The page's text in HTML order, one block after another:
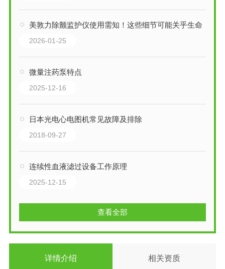
美敦力除颤监护仪使用需知！这些细节可能关乎生命
2026-01-25
微量注药泵特点
2025-12-16
日本光电心电图机常见故障及排除
2018-09-27
连续性血液滤过设备工作原理
2025-12-15
查看全部
详情介绍 相关资质